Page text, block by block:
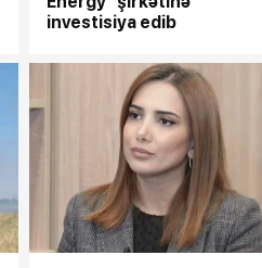
investisiya edib